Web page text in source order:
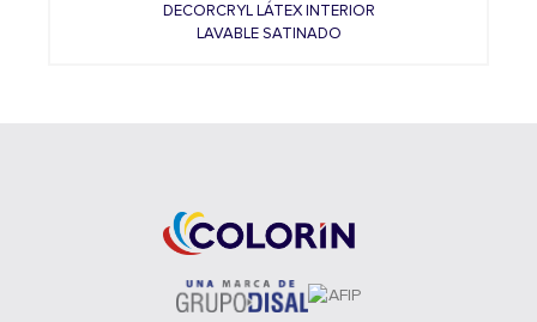
DECORCRYL LÁTEX INTERIOR
LAVABLE SATINADO